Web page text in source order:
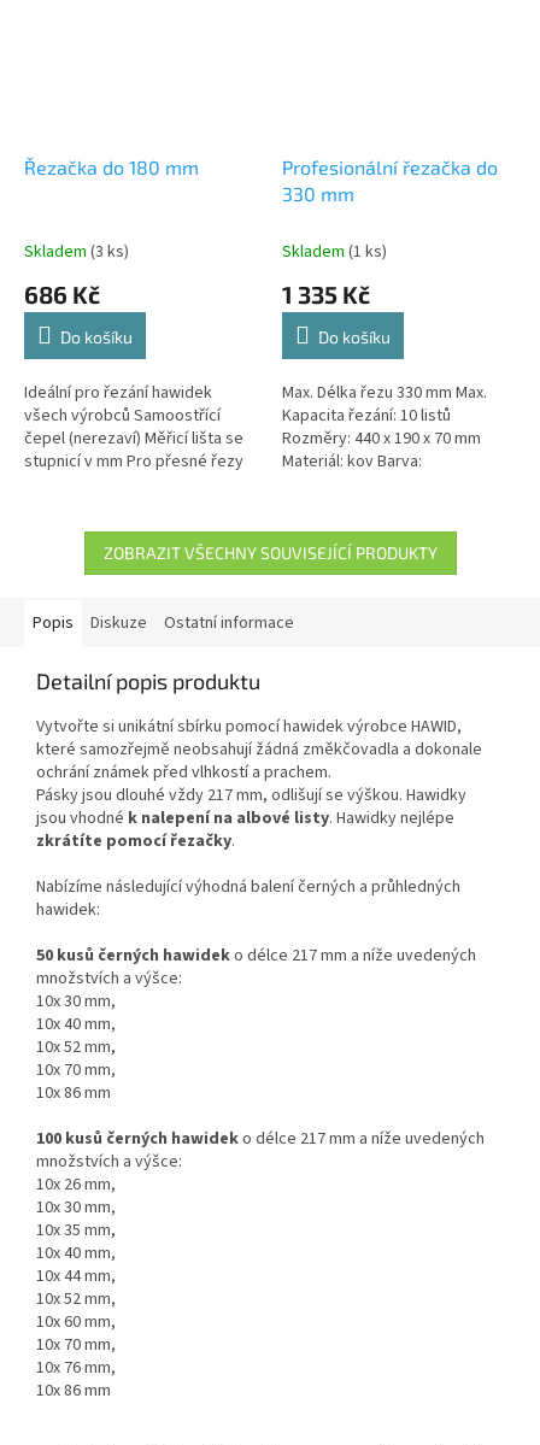
Řezačka do 180 mm
Skladem (3 ks)
686 Kč
Do košíku
Ideální pro řezání hawidek
všech výrobců Samoostřící
čepel (nerezaví) Měřicí lišta se
stupnicí v mm Pro přesné řezy
Profesionální řezačka do
330 mm
Skladem (1 ks)
1 335 Kč
Do košíku
Max. Délka řezu 330 mm Max.
Kapacita řezání: 10 listů
Rozměry: 440 x 190 x 70 mm
Materiál: kov Barva:
ZOBRAZIT VŠECHNY SOUVISEJÍCÍ PRODUKTY
Popis Diskuze Ostatní informace
Detailní popis produktu
Vytvořte si unikátní sbírku pomocí hawidek výrobce HAWID,
které samozřejmě neobsahují žádná změkčovadla a dokonale
ochrání známek před vlhkostí a prachem.
Pásky jsou dlouhé vždy 217 mm, odlišují se výškou. Hawidky
jsou vhodné k nalepení na albové listy. Hawidky nejlépe
zkrátíte pomocí řezačky.
Nabízíme následující výhodná balení černých a průhledných
hawidek:
50 kusů černých hawideko délce 217 mm a níže uvedených
množstvích a výšce:
10x 30 mm,
10x 40 mm,
10x 52 mm,
10x 70 mm,
10x 86 mm
100 kusů černých hawideko délce 217 mm a níže uvedených
množstvích a výšce:
10x 26 mm,
10x 30 mm,
10x 35 mm,
10x 40 mm,
10x 44 mm,
10x 52 mm,
10x 60 mm,
10x 70 mm,
10x 76 mm,
10x 86 mm